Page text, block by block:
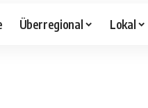
Überregional Lokal